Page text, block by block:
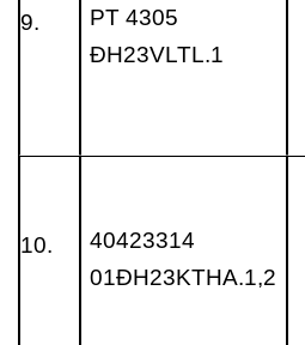
9.
PT 4305
ĐH23VLTL.1
10.
40423314
01ĐH23KTHA.1,2